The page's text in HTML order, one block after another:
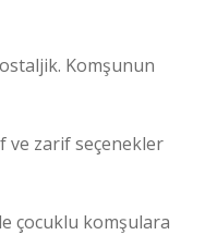
Komşunun
ve zarif seçenekler
çocuklu komşulara